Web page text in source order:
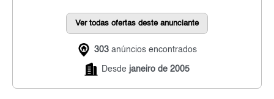
Ver todas ofertas deste anunciante
303 anúncios encontrados
Desde janeiro de 2005